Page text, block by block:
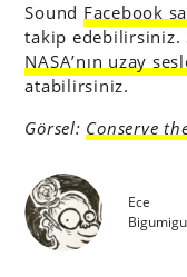
Sound Facebook
takip edebilirsiniz.
NASA’nın uzay
atabilirsiniz.
Görsel: Conserve
Ece